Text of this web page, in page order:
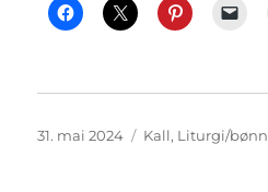
Publisert
31. mai 2024 Kategorier
Kall, Liturgi/bønn